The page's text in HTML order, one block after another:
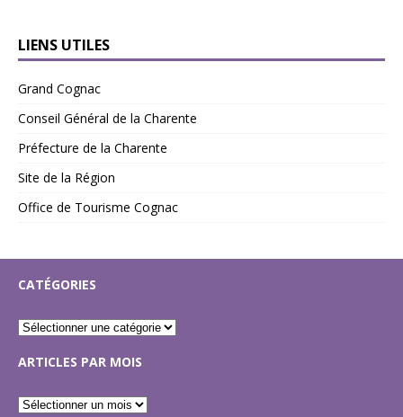
LIENS UTILES
Grand Cognac
Conseil Général de la Charente
Préfecture de la Charente
Site de la Région
Office de Tourisme Cognac
CATÉGORIES
ARTICLES PAR MOIS